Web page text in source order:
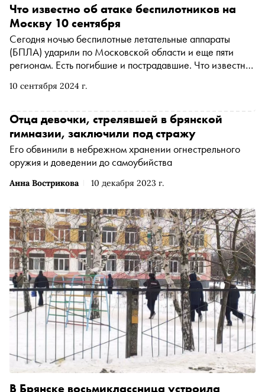
10 сентября 2024 г.
Что известно об атаке беспилотников на
Москву 10 сентября
Сегодня ночью беспилотные летательные аппараты
(БПЛА) ударили по Московской области и еще пяти
регионам. Есть погибшие и пострадавшие. Что известно
Анна Вострикова 10 декабря 2023 г.
Отца девочки, стрелявшей в брянской
гимназии, заключили под стражу
Его обвинили в небрежном хранении огнестрельного
оружия и доведении до самоубийства
В Брянске восьмиклассница устроила